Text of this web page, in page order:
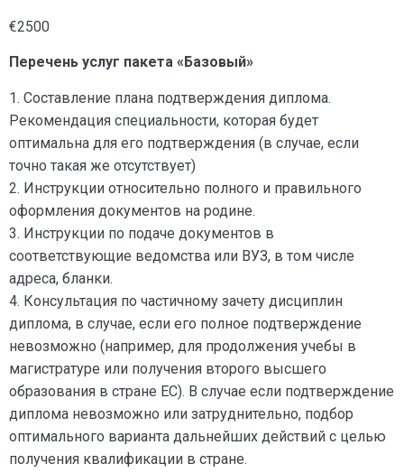
€2500
Перечень услуг пакета «Базовый»
1. Составление плана подтверждения диплома.
Рекомендация специальности, которая будет
оптимальна для его подтверждения (в случае, если
точно такая же отсутствует)
2. Инструкции относительно полного и правильного
оформления документов на родине.
3. Инструкции по подаче документов в
соответствующие ведомства или ВУЗ, в том числе
адреса, бланки.
4. Консультация по частичному зачету дисциплин
диплома, в случае, если его полное подтверждение
невозможно (например, для продолжения учебы в
магистратуре или получения второго высшего
образования в стране ЕС). В случае если подтверждение
диплома невозможно или затруднительно, подбор
оптимального варианта дальнейших действий с целью
получения квалификации в стране.